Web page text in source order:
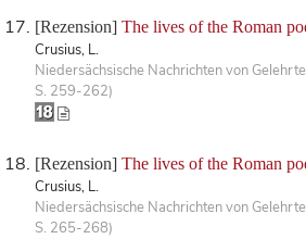
[Rezension] The lives of the Roman
Crusius, L.
Niedersächsische Nachrichten von
S. 259-262)
[Rezension] The lives of the Roman
Crusius, L.
Niedersächsische Nachrichten von
S. 265-268)